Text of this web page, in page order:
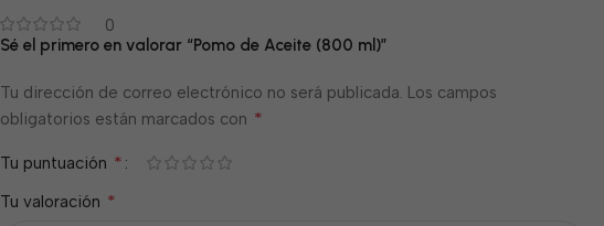
0
Sé el primero en valorar “Pomo de Aceite (800 ml)”
Tu dirección de correo electrónico no será publicada. Los campos
obligatorios están marcados con *
Tu puntuación *
Tu valoración *